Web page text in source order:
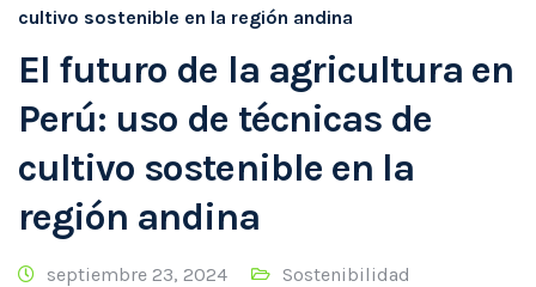
cultivo sostenible en la región andina
El futuro de la agricultura en
Perú: uso de técnicas de
cultivo sostenible en la
región andina
septiembre 23, 2024 Sostenibilidad